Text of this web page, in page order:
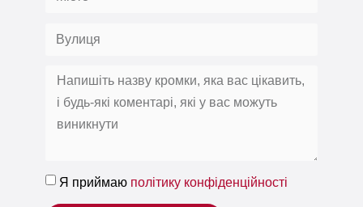
Я приймаю політику конфіденційності